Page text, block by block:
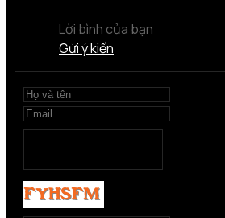
Lời bình của bạn
Gửi ý kiến